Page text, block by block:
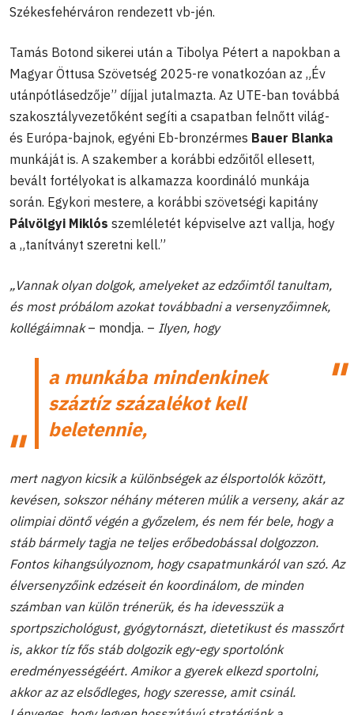
Székesfehérváron rendezett vb-jén.
Tamás Botond sikerei után a Tibolya Pétert a napokban a
Magyar Öttusa Szövetség 2025-re vonatkozóan az „Év
utánpótlásedzője” díjjal jutalmazta. Az UTE-ban továbbá
szakosztályvezetőként segíti a csapatban felnőtt világ-
és Európa-bajnok, egyéni Eb-bronzérmes Bauer Blanka
munkáját is. A szakember a korábbi edzőitől ellesett,
bevált fortélyokat is alkamazza koordináló munkája
során. Egykori mestere, a korábbi szövetségi kapitány
Pálvölgyi Miklós szemléletét képviselve azt vallja, hogy
a „tanítványt szeretni kell.”
„Vannak olyan dolgok, amelyeket az edzőimtől tanultam,
és most próbálom azokat továbbadni a versenyzőimnek,
kollégáimnak– mondja. – Ilyen, hogy
a munkába mindenkinek
száztíz százalékot kell
beletennie,
mert nagyon kicsik a különbségek az élsportolók között,
kevésen, sokszor néhány méteren múlik a verseny, akár az
olimpiai döntő végén a győzelem, és nem fér bele, hogy a
stáb bármely tagja ne teljes erőbedobással dolgozzon.
Fontos kihangsúlyoznom, hogy csapatmunkáról van szó. Az
élversenyzőink edzéseit én koordinálom, de minden
számban van külön trénerük, és ha idevesszük a
sportpszichológust, gyógytornászt, dietetikust és masszőrt
is, akkor tíz fős stáb dolgozik egy-egy sportolónk
eredményességéért. Amikor a gyerek elkezd sportolni,
akkor az az elsődleges, hogy szeresse, amit csinál.